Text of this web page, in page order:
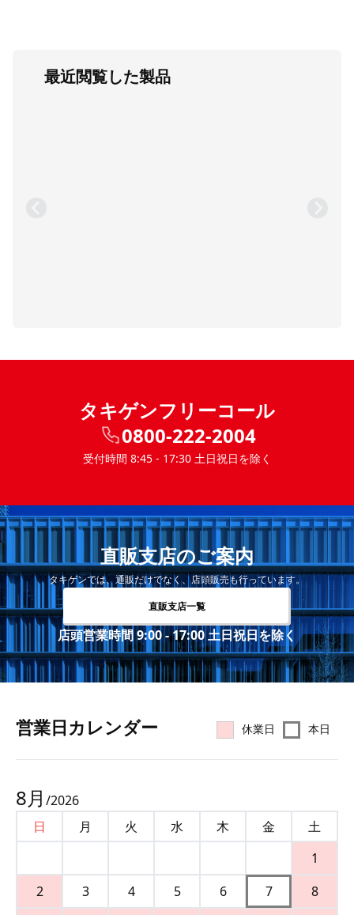
最近閲覧した製品
タキゲンフリーコール
0800-222-2004
受付時間 8:45 - 17:30 土日祝日を除く
直販支店のご案内
タキゲンでは、通販だけでなく、店頭販売も行っています。
直販支店一覧
店頭営業時間 9:00 - 17:00 土日祝日を除く
営業⽇カレンダー 休業日 本日
8月 /2026
日
月 火 水 木 金
土
1
2
3 4 5 6 7
8